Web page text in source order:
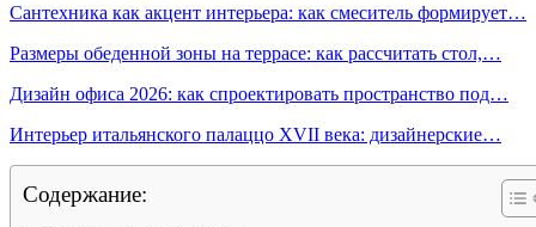
Сантехника как акцент интерьера: как смеситель формирует…
Размеры обеденной зоны на террасе: как рассчитать стол,…
Дизайн офиса 2026: как спроектировать пространство под…
Интерьер итальянского палаццо XVII века: дизайнерские…
Содержание: